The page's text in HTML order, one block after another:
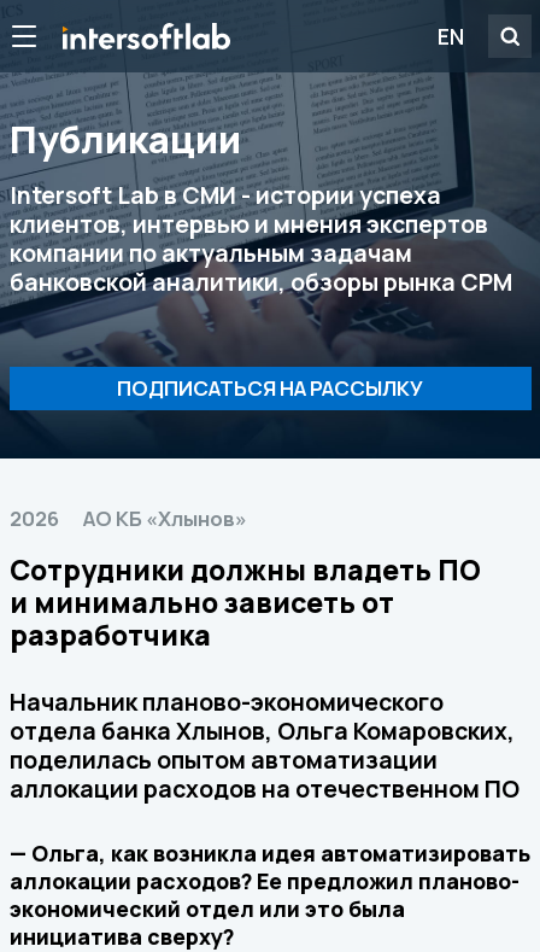
EN
Публикации
Intersoft Lab в СМИ - истории успеха
клиентов, интервью и мнения экспертов
компании по актуальным задачам
банковской аналитики, обзоры рынка CPM
ПОДПИСАТЬСЯ НА РАССЫЛКУ
2026 АО КБ «Хлынов»
Сотрудники должны владеть ПО
и минимально зависеть от
разработчика
Начальник планово-экономического
отдела банка Хлынов, Ольга Комаровских,
поделилась опытом автоматизации
аллокации расходов на отечественном ПО
— Ольга, как возникла идея автоматизировать
аллокации расходов? Ее предложил планово-
экономический отдел или это была
инициатива сверху?